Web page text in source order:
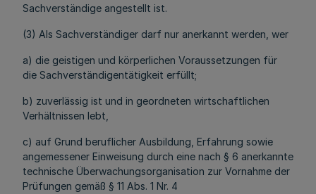
Sachverständige angestellt ist.
(3) Als Sachverständiger darf nur anerkannt werden, wer
a) die geistigen und körperlichen Voraussetzungen für
die Sachverständigentätigkeit erfüllt;
b) zuverlässig ist und in geordneten wirtschaftlichen
Verhältnissen lebt,
c) auf Grund beruflicher Ausbildung, Erfahrung sowie
angemessener Einweisung durch eine nach § 6 anerkannte
technische Überwachungsorganisation zur Vornahme der
Prüfungen gemäß § 11 Abs. 1 Nr. 4